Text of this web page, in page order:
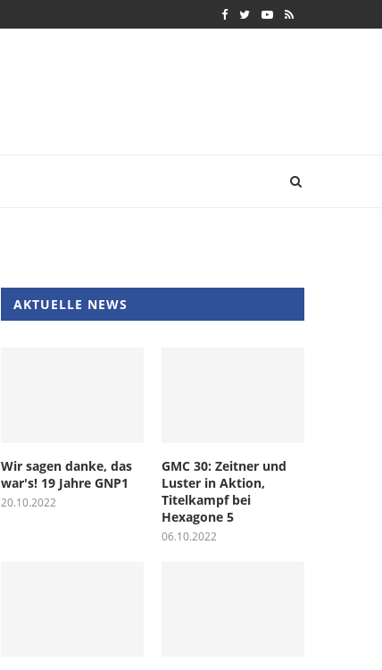
AKTUELLE NEWS
Wir sagen danke, das
war's! 19 Jahre GNP1
20.10.2022
GMC 30: Zeitner und
Luster in Aktion,
Titelkampf bei
Hexagone 5
06.10.2022